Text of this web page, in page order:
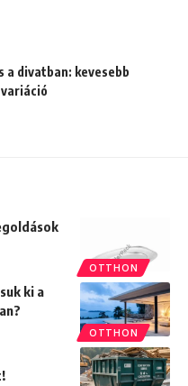
a divatban: kevesebb
OTTHON
OTTHON
ki a